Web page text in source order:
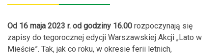
Od 16 maja 2023 r. od godziny 16.00 rozpoczynają się
zapisy do tegorocznej edycji Warszawskiej Akcji „Lato w
Mieście”. Tak, jak co roku, w okresie ferii letnich,